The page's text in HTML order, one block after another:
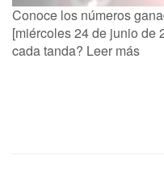
Conoce los números
[miércoles 24 de junio de
cada tanda? Leer más